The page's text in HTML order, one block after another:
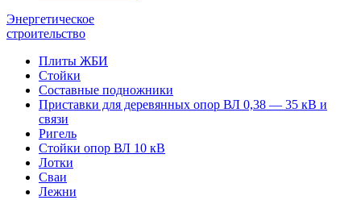
Энергетическое
строительство
Плиты ЖБИ
Стойки
Составные подножники
Приставки для деревянных опор ВЛ 0,38 — 35 кВ и
связи
Ригель
Стойки опор ВЛ 10 кВ
Лотки
Сваи
Лежни